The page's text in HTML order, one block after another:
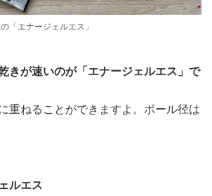
「エナージェルエス」
きが速いのが「エナージェルエス」で
重ねることができますよ。ボール径は
ルエス